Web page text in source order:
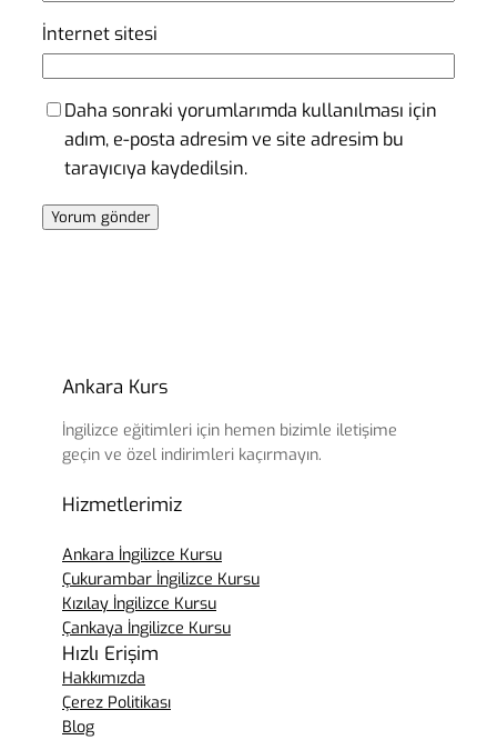
İnternet sitesi
Daha sonraki yorumlarımda kullanılması için
adım, e-posta adresim ve site adresim bu
tarayıcıya kaydedilsin.
Ankara Kurs
İngilizce eğitimleri için hemen bizimle iletişime
geçin ve özel indirimleri kaçırmayın.
Hizmetlerimiz
Ankara İngilizce Kursu
Çukurambar İngilizce Kursu
Kızılay İngilizce Kursu
Çankaya İngilizce Kursu
Hızlı Erişim
Hakkımızda
Çerez Politikası
Blog